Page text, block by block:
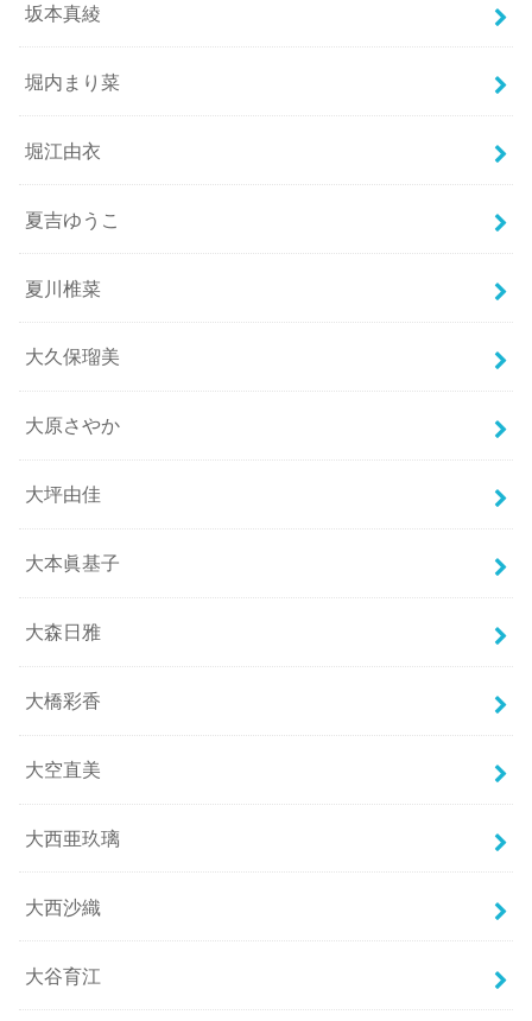
坂本真綾
堀内まり菜
堀江由衣
夏吉ゆうこ
夏川椎菜
大久保瑠美
大原さやか
大坪由佳
大本眞基子
大森日雅
大橋彩香
大空直美
大西亜玖璃
大西沙織
大谷育江